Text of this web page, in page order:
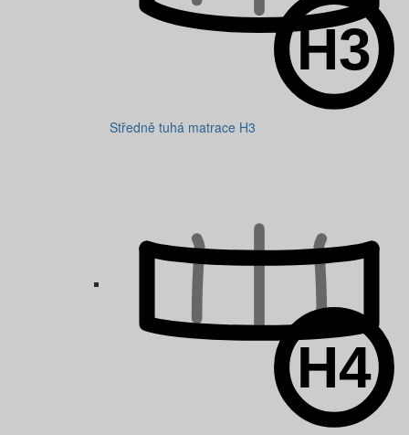
Středně tuhá matrace H3